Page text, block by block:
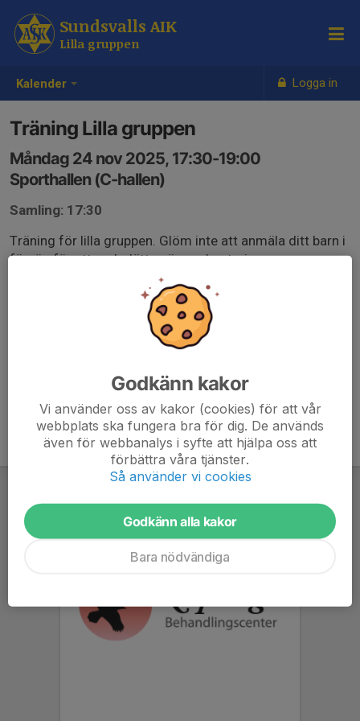
Kalender Logga in
Sundsvalls AIK
Lilla gruppen
Träning Lilla gruppen
Måndag 24 nov 2025, 17:30-19:00
Sporthallen (C-hallen)
Samling: 17:30
Träning för lilla gruppen. Glöm inte att anmäla ditt barn i
förväg för att underlätta närvarohanteringen.
Godkänn kakor
Vi använder oss av kakor (cookies) för att vår
webbplats ska fungera bra för dig. De används
även för webbanalys i syfte att hjälpa oss att
förbättra våra tjänster.
Så använder vi cookies
Godkänn alla kakor
Bara nödvändiga